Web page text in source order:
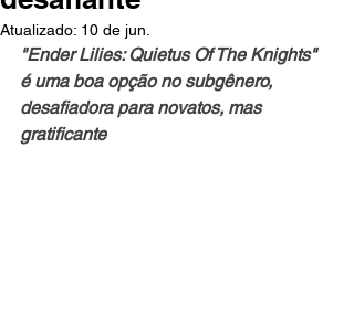
Atualizado: 10 de jun.
"Ender Lilies: Quietus Of The Knights"
é uma boa opção no subgênero,
desafiadora para novatos, mas
gratificante